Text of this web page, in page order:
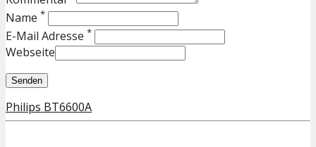
Name *
E-Mail Adresse *
Webseite
Philips BT6600A